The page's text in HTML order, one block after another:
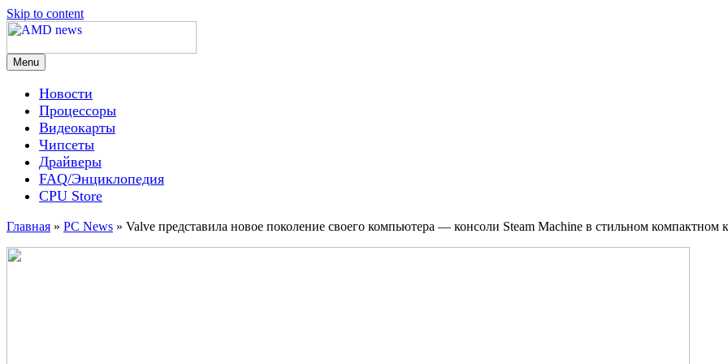
Skip to content
AMD news
Menu
Новости
Процессоры
Видеокарты
Чипсеты
Драйверы
FAQ/Энциклопедия
CPU Store
Главная » PC News » Valve представила новое поколение своего компьютера — консоли Steam Machine в стильном компактном